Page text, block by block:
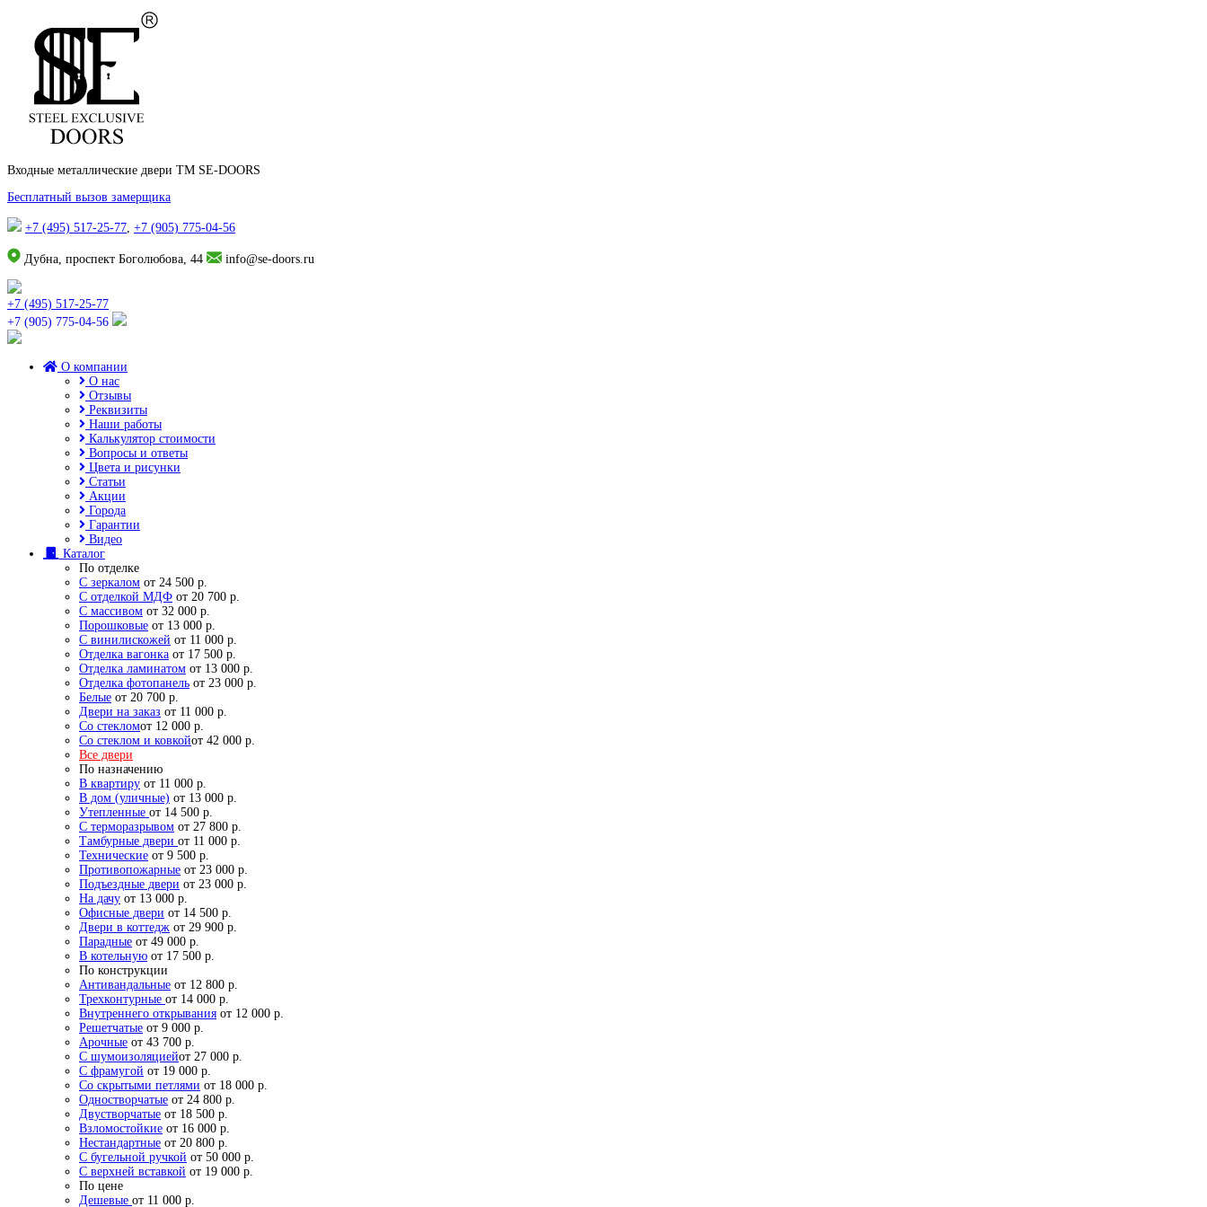
Входные металлические двери TM SE-DOORS
Бесплатный вызов замерщика
+7 (495) 517-25-77, +7 (905) 775-04-56
Дубна, проспект Боголюбова, 44 info@se-doors.ru
+7 (495) 517-25-77
+7 (905) 775-04-56
О компании
О нас
Отзывы
Реквизиты
Наши работы
Калькулятор стоимости
Вопросы и ответы
Цвета и рисунки
Статьи
Акции
Города
Гарантии
Видео
Каталог
По отделке
С зеркалом от 24 500 р.
С отделкой МДФ от 20 700 р.
С массивом от 32 000 р.
Порошковые от 13 000 р.
С винилискожей от 11 000 р.
Отделка вагонка от 17 500 р.
Отделка ламинатом от 13 000 р.
Отделка фотопанель от 23 000 р.
Белые от 20 700 р.
Двери на заказ от 11 000 р.
Со стекломот 12 000 р.
Со стеклом и ковкойот 42 000 р.
Все двери
По назначению
В квартиру от 11 000 р.
В дом (уличные) от 13 000 р.
Утепленные от 14 500 р.
С терморазрывом от 27 800 р.
Тамбурные двери от 11 000 р.
Технические от 9 500 р.
Противопожарные от 23 000 р.
Подъездные двери от 23 000 р.
На дачу от 13 000 р.
Офисные двери от 14 500 р.
Двери в коттедж от 29 900 р.
Парадные от 49 000 р.
В котельную от 17 500 р.
По конструкции
Антивандальные от 12 800 р.
Трехконтурные от 14 000 р.
Внутреннего открывания от 12 000 р.
Решетчатые от 9 000 р.
Арочные от 43 700 р.
С шумоизоляциейот 27 000 р.
С фрамугой от 19 000 р.
Со скрытыми петлями от 18 000 р.
Одностворчатые от 24 800 р.
Двустворчатые от 18 500 р.
Взломостойкие от 16 000 р.
Нестандартные от 20 800 р.
С бугельной ручкой от 50 000 р.
С верхней вставкой от 19 000 р.
По цене
Дешевые от 11 000 р.